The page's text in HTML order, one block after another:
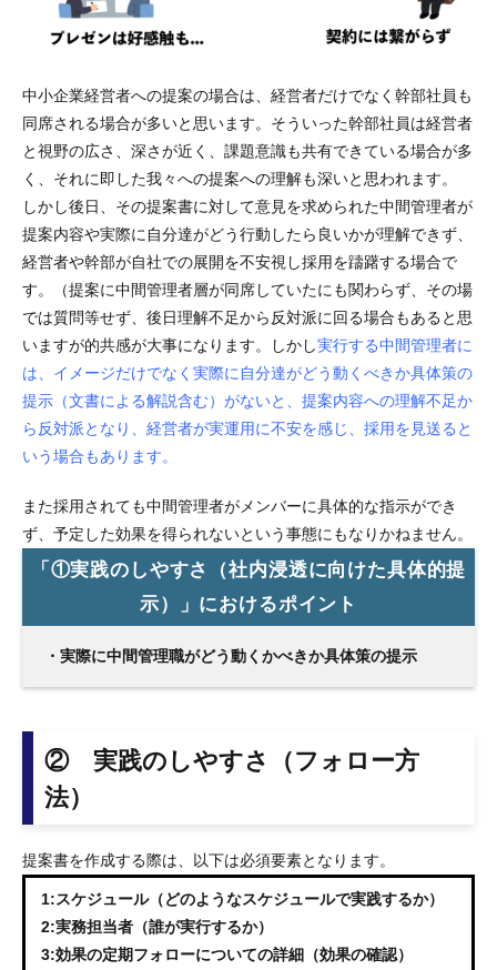
中小企業経営者への提案の場合は、経営者だけでなく幹部社員も
同席される場合が多いと思います。そういった幹部社員は経営者
と視野の広さ、深さが近く、課題意識も共有できている場合が多
く、それに即した我々への提案への理解も深いと思われます。
しかし後日、その提案書に対して意見を求められた中間管理者が
提案内容や実際に自分達がどう行動したら良いかが理解できず、
経営者や幹部が自社での展開を不安視し採用を躊躇する場合で
す。（提案に中間管理者層が同席していたにも関わらず、その場
では質問等せず、後日理解不足から反対派に回る場合もあると思
いますが的共感が大事になります。しかし実行する中間管理者に
は、イメージだけでなく実際に自分達がどう動くべきか具体策の
提示（文書による解説含む）がないと、提案内容への理解不足か
ら反対派となり、経営者が実運用に不安を感じ、採用を見送ると
いう場合もあります。
また採用されても中間管理者がメンバーに具体的な指示ができ
ず、予定した効果を得られないという事態にもなりかねません。
「①実践のしやすさ（社内浸透に向けた具体的提
示）」におけるポイント
・実際に中間管理職がどう動くかべきか具体策の提示
② 実践のしやすさ（フォロー方
法）
提案書を作成する際は、以下は必須要素となります。
1:スケジュール（どのようなスケジュールで実践するか）
2:実務担当者（誰が実行するか）
3:効果の定期フォローについての詳細（効果の確認）